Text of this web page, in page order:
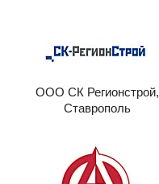
ООО СК Регионстрой,
Ставрополь